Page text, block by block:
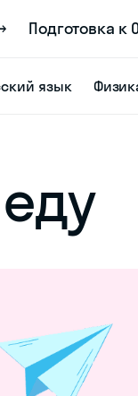
Подготовка к
язык